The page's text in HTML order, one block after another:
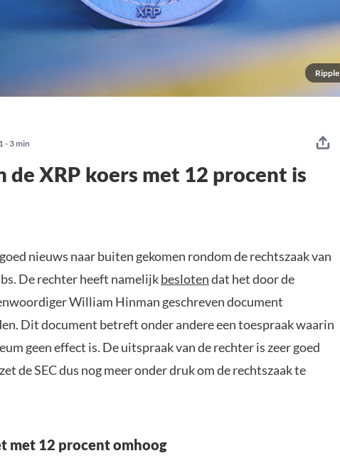
Ripple
1 - 3 min
de XRP koers met 12 procent is
nieuws naar buiten gekomen rondom de rechtszaak van
De rechter heeft namelijkbeslotendat het door de
William Hinman geschreven document
Dit document betreft onder andere een toespraak waarin
geen effect is. De uitspraak van de rechter is zeer goed
de SEC dus nog meer onder druk om de rechtszaak te
met 12 procent omhoog